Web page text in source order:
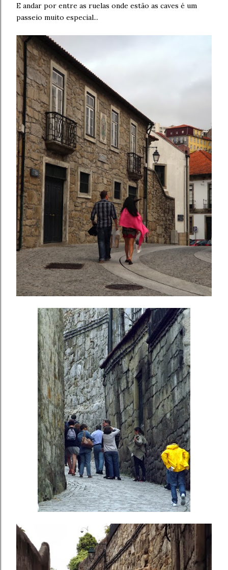
E andar por entre as ruelas onde estão as caves é um
passeio muito especial...